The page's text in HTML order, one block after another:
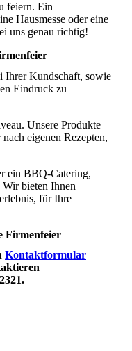
feiern. Ein
Hausmesse oder eine
uns genau richtig!
Ihrer Kundschaft, sowie
Eindruck zu
Unsere Produkte
eigenen Rezepten,
ein BBQ-Catering,
Wir bieten Ihnen
für Ihre
Firmenfeier
Kontaktformular